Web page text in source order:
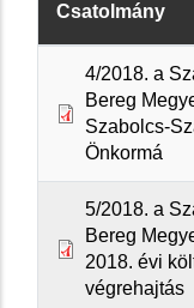
Csatolmány
4/2018. a
Bereg
Szabolcs-
Önkormá
5/2018. a
Bereg
2018. évi
végrehajtás